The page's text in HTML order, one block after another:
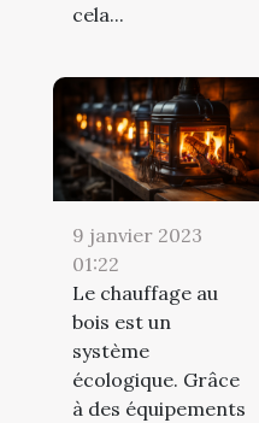
cela...
9 janvier 2023
01:22
Le chauffage au
bois est un
système
écologique. Grâce
à des équipements